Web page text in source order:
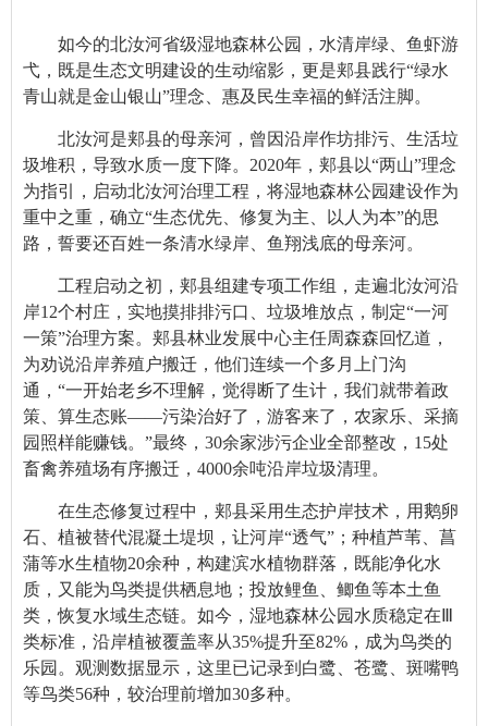
如今的北汝河省级湿地森林公园，水清岸绿、鱼虾游
弋，既是生态文明建设的生动缩影，更是郏县践行“绿水
青山就是金山银山”理念、惠及民生幸福的鲜活注脚。
北汝河是郏县的母亲河，曾因沿岸作坊排污、生活垃
圾堆积，导致水质一度下降。2020年，郏县以“两山”理念
为指引，启动北汝河治理工程，将湿地森林公园建设作为
重中之重，确立“生态优先、修复为主、以人为本”的思
路，誓要还百姓一条清水绿岸、鱼翔浅底的母亲河。
工程启动之初，郏县组建专项工作组，走遍北汝河沿
岸12个村庄，实地摸排排污口、垃圾堆放点，制定“一河
一策”治理方案。郏县林业发展中心主任周森森回忆道，
为劝说沿岸养殖户搬迁，他们连续一个多月上门沟
通，“一开始老乡不理解，觉得断了生计，我们就带着政
策、算生态账——污染治好了，游客来了，农家乐、采摘
园照样能赚钱。”最终，30余家涉污企业全部整改，15处
畜禽养殖场有序搬迁，4000余吨沿岸垃圾清理。
在生态修复过程中，郏县采用生态护岸技术，用鹅卵
石、植被替代混凝土堤坝，让河岸“透气”；种植芦苇、菖
蒲等水生植物20余种，构建滨水植物群落，既能净化水
质，又能为鸟类提供栖息地；投放鲤鱼、鲫鱼等本土鱼
类，恢复水域生态链。如今，湿地森林公园水质稳定在Ⅲ
类标准，沿岸植被覆盖率从35%提升至82%，成为鸟类的
乐园。观测数据显示，这里已记录到白鹭、苍鹭、斑嘴鸭
等鸟类56种，较治理前增加30多种。